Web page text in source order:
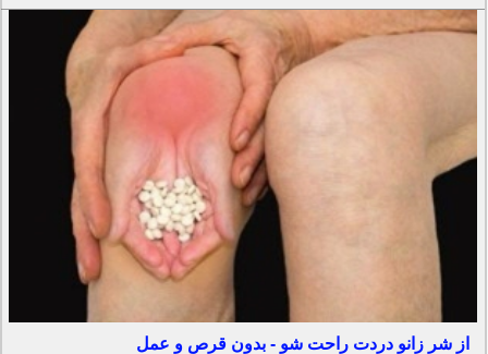
از شر زانو دردت راحت شو - بدون قرص و عمل